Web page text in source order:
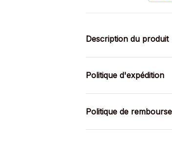
Description du produit
Politique d'expédition
Politique de